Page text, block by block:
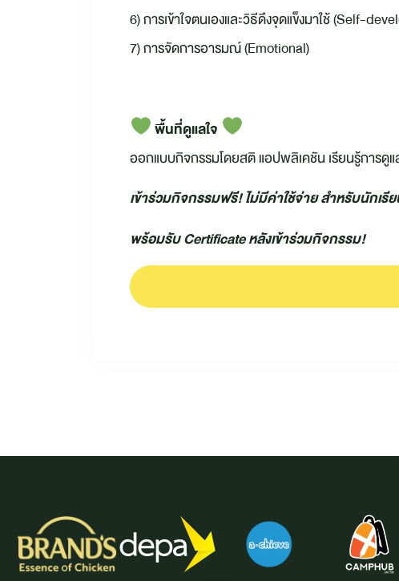
6) การเข้าใจตนเองและวิธีดึงจุดแข็งมาใช้ (Self-
7) การจัดการอารมณ์ (Emotional)
พื้นที่ดูแลใจ
ออกแบบกิจกรรมโดยสติ แอปพลิเคชัน เรียนรู้การ
เข้าร่วมกิจกรรมฟรี! ไม่มีค่าใช้จ่าย สำหรับนักเ
พร้อมรับ Certificate หลังเข้าร่วมกิจกรรม!